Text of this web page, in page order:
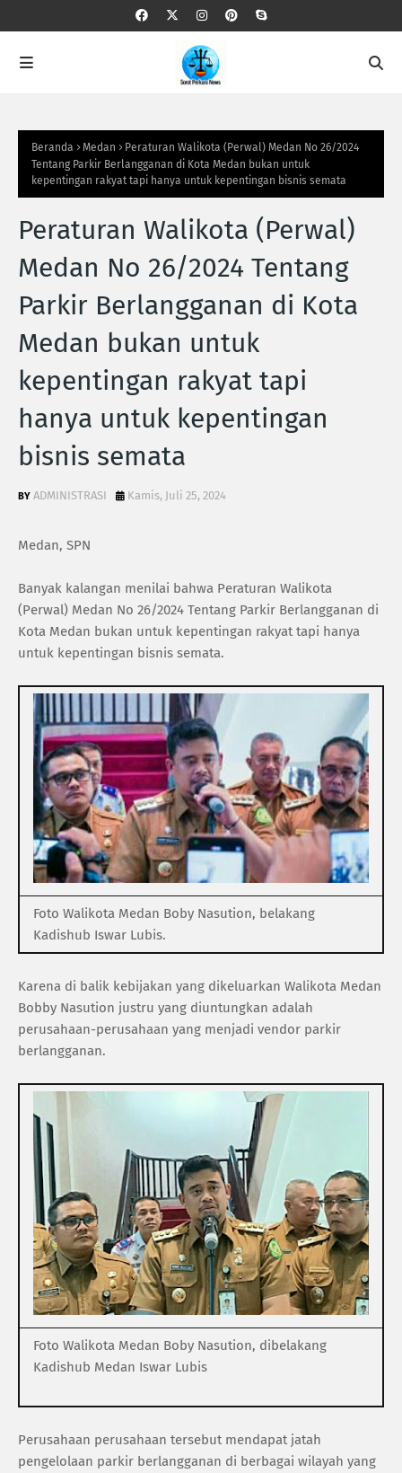
Beranda Medan
Peraturan Walikota (Perwal) Medan No 26/2024
Tentang Parkir Berlangganan di Kota Medan bukan untuk
kepentingan rakyat tapi hanya untuk kepentingan bisnis semata
Peraturan Walikota (Perwal)
Medan No 26/2024 Tentang
Parkir Berlangganan di Kota
Medan bukan untuk
kepentingan rakyat tapi
hanya untuk kepentingan
bisnis semata
ADMINISTRASI Kamis, Juli 25, 2024
Medan, SPN
Banyak kalangan menilai bahwa Peraturan Walikota
(Perwal) Medan No 26/2024 Tentang Parkir Berlangganan di
Kota Medan bukan untuk kepentingan rakyat tapi hanya
untuk kepentingan bisnis semata.
Foto Walikota Medan Boby Nasution, belakang
Kadishub Iswar Lubis.
Karena di balik kebijakan yang dikeluarkan Walikota Medan
Bobby Nasution justru yang diuntungkan adalah
perusahaan-perusahaan yang menjadi vendor parkir
berlangganan.
Foto Walikota Medan Boby Nasution, dibelakang
Kadishub Medan Iswar Lubis
Perusahaan perusahaan tersebut mendapat jatah
pengelolaan parkir berlangganan di berbagai wilayah yang